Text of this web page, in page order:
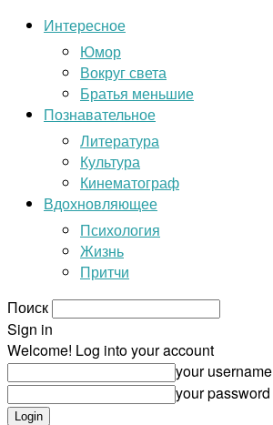
Интересное
Юмор
Вокруг света
Братья меньшие
Познавательное
Литература
Культура
Кинематограф
Вдохновляющее
Психология
Жизнь
Притчи
Поиск
Sign in
Welcome! Log into your account
your username
your password